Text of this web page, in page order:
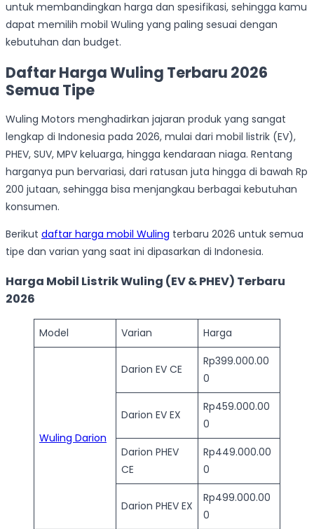
untuk membandingkan harga dan spesifikasi, sehingga kamu
dapat memilih mobil Wuling yang paling sesuai dengan
kebutuhan dan budget.
Daftar Harga Wuling Terbaru 2026
Semua Tipe
Wuling Motors menghadirkan jajaran produk yang sangat
lengkap di Indonesia pada 2026, mulai dari mobil listrik (EV),
PHEV, SUV, MPV keluarga, hingga kendaraan niaga. Rentang
harganya pun bervariasi, dari ratusan juta hingga di bawah Rp
200 jutaan, sehingga bisa menjangkau berbagai kebutuhan
konsumen.
Berikut daftar harga mobil Wuling terbaru 2026 untuk semua
tipe dan varian yang saat ini dipasarkan di Indonesia.
Harga Mobil Listrik Wuling (EV & PHEV) Terbaru
2026
Model Varian Harga
Wuling Darion
Darion EV CE
Rp399.000.00
0
Darion EV EX
Rp459.000.00
0
Darion PHEV
CE
Rp449.000.00
0
Darion PHEV EX
Rp499.000.00
0